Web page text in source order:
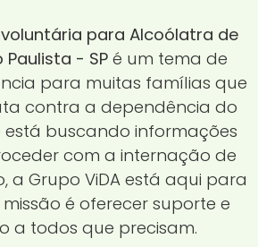
para Alcoólatra de
- SP é um tema de
para muitas famílias que
contra a dependência do
está buscando informações
com a internação de
a Grupo ViDA está aqui para
é oferecer suporte e
a todos que precisam.